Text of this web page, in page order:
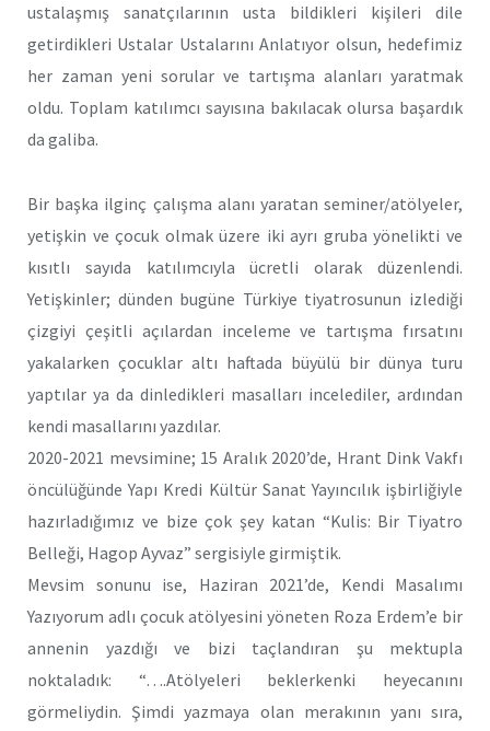
ustalaşmış sanatçılarının usta bildikleri kişileri dile
getirdikleri Ustalar Ustalarını Anlatıyor olsun, hedefimiz
her zaman yeni sorular ve tartışma alanları yaratmak
oldu. Toplam katılımcı sayısına bakılacak olursa başardık
da galiba.
Bir başka ilginç çalışma alanı yaratan seminer/atölyeler,
yetişkin ve çocuk olmak üzere iki ayrı gruba yönelikti ve
kısıtlı sayıda katılımcıyla ücretli olarak düzenlendi.
Yetişkinler; dünden bugüne Türkiye tiyatrosunun izlediği
çizgiyi çeşitli açılardan inceleme ve tartışma fırsatını
yakalarken çocuklar altı haftada büyülü bir dünya turu
yaptılar ya da dinledikleri masalları incelediler, ardından
kendi masallarını yazdılar.
2020-2021 mevsimine; 15 Aralık 2020’de, Hrant Dink Vakfı
öncülüğünde Yapı Kredi Kültür Sanat Yayıncılık işbirliğiyle
hazırladığımız ve bize çok şey katan “Kulis: Bir Tiyatro
Belleği, Hagop Ayvaz” sergisiyle girmiştik.
Mevsim sonunu ise, Haziran 2021’de, Kendi Masalımı
Yazıyorum adlı çocuk atölyesini yöneten Roza Erdem’e bir
annenin yazdığı ve bizi taçlandıran şu mektupla
noktaladık: “….Atölyeleri beklerkenki heyecanını
görmeliydin. Şimdi yazmaya olan merakının yanı sıra,